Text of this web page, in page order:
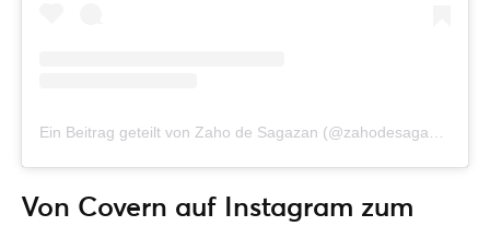
Ein Beitrag geteilt von Zaho de Sagazan (@zahodesagazan)
Von Covern auf Instagram zum